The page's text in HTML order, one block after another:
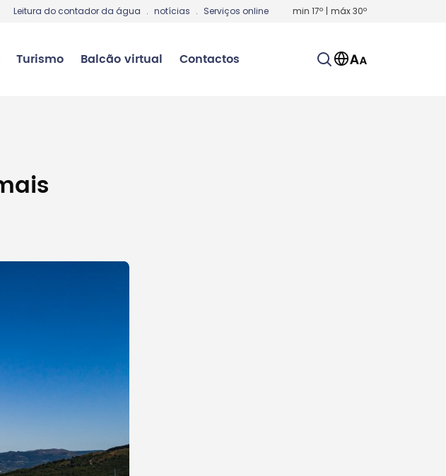
Leitura do contador da água . notícias . Serviços online min 17º | máx30º
Turismo Balcão virtual Contactos